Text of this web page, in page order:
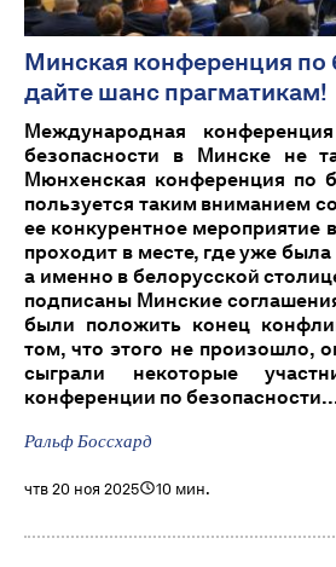
Минская конференция по
дайте шанс прагматикам!
Международная
безопасности в Минске не
Мюнхенская конференция по
пользуется таким вниманием
ее конкурентное мероприятие
проходит в месте, где уже
а именно в белорусской
подписаны Минские
были положить конец
том, что этого не произошло,
сыграли некоторые
конференции по
Ральф Боссхард
чтв 20 ноя 2025 10 мин.